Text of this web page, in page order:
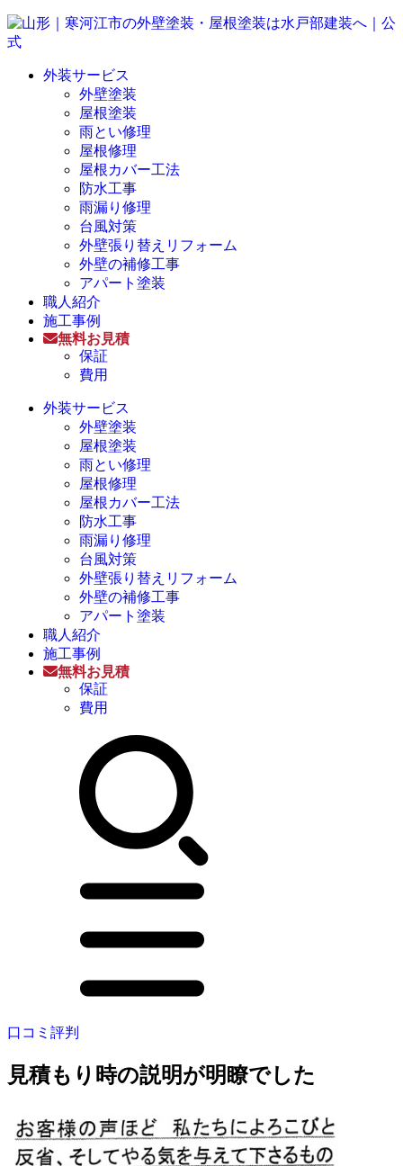
外装サービス
外壁塗装
屋根塗装
雨とい修理
屋根修理
屋根カバー工法
防水工事
雨漏り修理
台風対策
外壁張り替えリフォーム
外壁の補修工事
アパート塗装
職人紹介
施工事例
無料お見積
保証
費用
外装サービス
外壁塗装
屋根塗装
雨とい修理
屋根修理
屋根カバー工法
防水工事
雨漏り修理
台風対策
外壁張り替えリフォーム
外壁の補修工事
アパート塗装
職人紹介
施工事例
無料お見積
保証
費用
口コミ評判
見積もり時の説明が明瞭でした